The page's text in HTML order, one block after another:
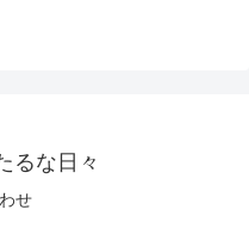
るな日々
せ